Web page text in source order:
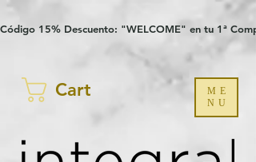
Código 15% Descuento: "WELCOME" en tu 1ª
Cart
ME
NU